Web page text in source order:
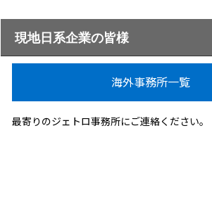
現地日系企業の皆様
海外事務所一覧
最寄りのジェトロ事務所にご連絡ください。